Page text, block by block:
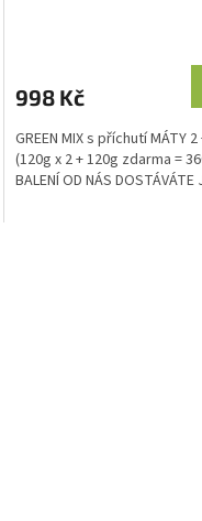
998 Kč
GREEN MIX s příchutí MÁTY 2
(120g x 2 + 120g zdarma =
BALENÍ OD NÁS DOSTÁVÁTE